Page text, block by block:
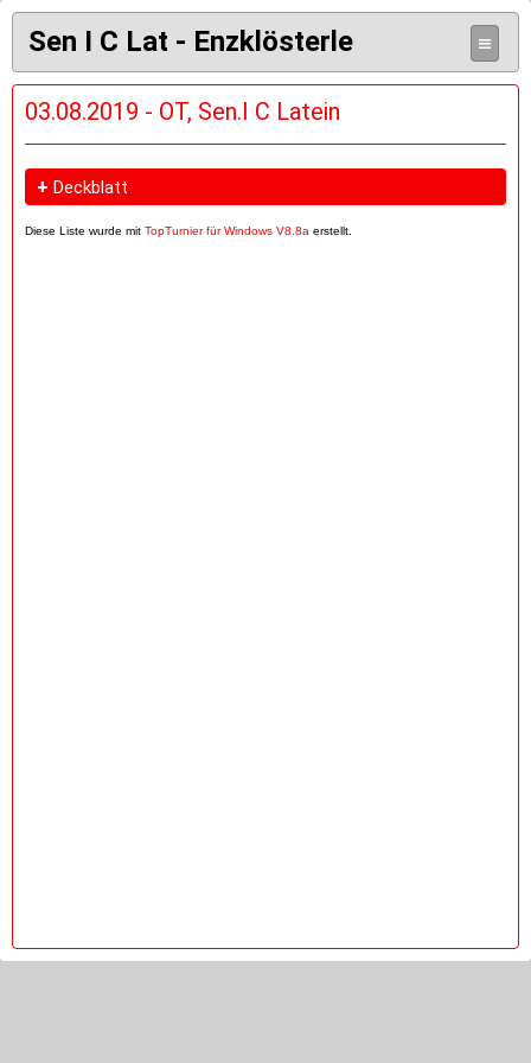
Sen I C Lat - Enzklösterle ≡
03.08.2019 - OT, Sen.I C Latein
+ Deckblatt
Diese Liste wurde mit TopTurnier für Windows V8.8a erstellt.